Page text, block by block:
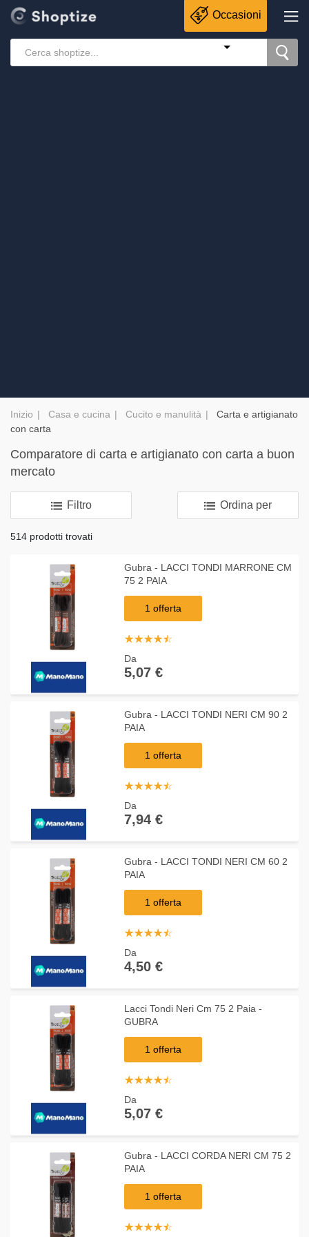
Occasioni
Inizio Casa e cucina Cucito e manulità
Carta e artigianato
con carta
Comparatore di carta e artigianato con carta a buon
mercato
Filtro Ordina per
514 prodotti trovati
Gubra - LACCI TONDI MARRONE CM
75 2 PAIA
1 offerta
☆☆☆☆☆
★★★★★
Da
5,07 €
Gubra - LACCI TONDI NERI CM 90 2
PAIA
1 offerta
☆☆☆☆☆
★★★★★
Da
7,94 €
Gubra - LACCI TONDI NERI CM 60 2
PAIA
1 offerta
☆☆☆☆☆
★★★★★
Da
4,50 €
Lacci Tondi Neri Cm 75 2 Paia -
GUBRA
1 offerta
☆☆☆☆☆
★★★★★
Da
5,07 €
Gubra - LACCI CORDA NERI CM 75 2
PAIA
1 offerta
☆☆☆☆☆
★★★★★